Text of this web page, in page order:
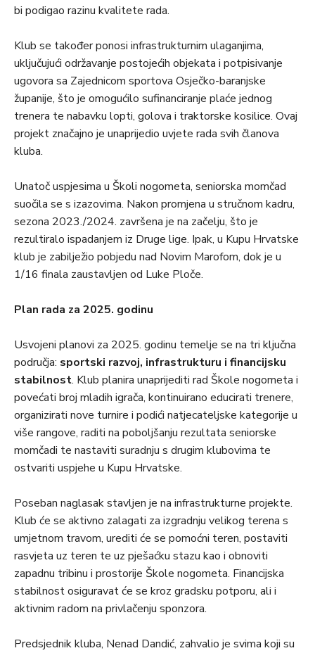
bi podigao razinu kvalitete rada.
Klub se također ponosi infrastrukturnim ulaganjima,
uključujući održavanje postojećih objekata i potpisivanje
ugovora sa Zajednicom sportova Osječko-baranjske
županije, što je omogućilo sufinanciranje plaće jednog
trenera te nabavku lopti, golova i traktorske kosilice. Ovaj
projekt značajno je unaprijedio uvjete rada svih članova
kluba.
Unatoč uspjesima u Školi nogometa, seniorska momčad
suočila se s izazovima. Nakon promjena u stručnom kadru,
sezona 2023./2024. završena je na začelju, što je
rezultiralo ispadanjem iz Druge lige. Ipak, u Kupu Hrvatske
klub je zabilježio pobjedu nad Novim Marofom, dok je u
1/16 finala zaustavljen od Luke Ploče.
Plan rada za 2025. godinu
Usvojeni planovi za 2025. godinu temelje se na tri ključna
područja: sportski razvoj, infrastrukturu i financijsku
stabilnost. Klub planira unaprijediti rad Škole nogometa i
povećati broj mladih igrača, kontinuirano educirati trenere,
organizirati nove turnire i podići natjecateljske kategorije u
više rangove, raditi na poboljšanju rezultata seniorske
momčadi te nastaviti suradnju s drugim klubovima te
ostvariti uspjehe u Kupu Hrvatske.
Poseban naglasak stavljen je na infrastrukturne projekte.
Klub će se aktivno zalagati za izgradnju velikog terena s
umjetnom travom, urediti će se pomoćni teren, postaviti
rasvjeta uz teren te uz pješaćku stazu kao i obnoviti
zapadnu tribinu i prostorije Škole nogometa. Financijska
stabilnost osiguravat će se kroz gradsku potporu, ali i
aktivnim radom na privlačenju sponzora.
Predsjednik kluba, Nenad Dandić, zahvalio je svima koji su